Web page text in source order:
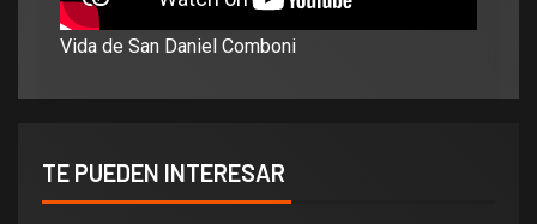
Vida de San Daniel Comboni
TE PUEDEN INTERESAR